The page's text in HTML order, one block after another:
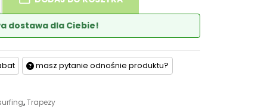
dostawa dla Ciebie!
masz pytanie odnośnie produktu?
,Trapezy